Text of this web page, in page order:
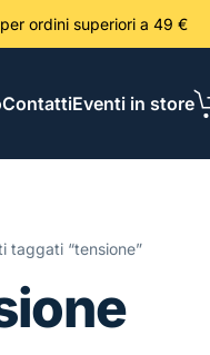
per ordini
ContattiEventi in store
taggati “tensione”